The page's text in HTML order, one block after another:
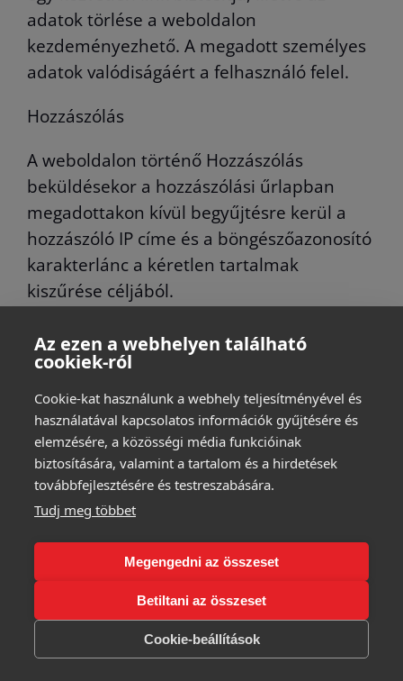
adatok törlése a weboldalon
kezdeményezhető. A megadott személyes
adatok valódiságáért a felhasználó felel.
Hozzászólás
A weboldalon történő Hozzászólás
beküldésekor a hozzászólási űrlapban
megadottakon kívül begyűjtésre kerül a
hozzászóló IP címe és a böngészőazonosító
karakterlánc a kéretlen tartalmak
kiszűrése céljából.
A hozzászólás elfogadása után, a
hozzászólás tartalma és a profil kép is
megjelenik nyilvánosan.
Az adatkezelés a Nemzeti Adatvédelmi és
Információszabadság Hatósághoz
bejelentésre került, az adatkezelés
adatvédelmi nyilvántartási azonosító
AZ ADATKEZELÉS BIZTONSÁGA
Az adatkezelés helye: a Nethely Kft.
mindenkori telephelye
Az ezen a webhelyen található
cookiek-ról
Cookie-kat használunk a webhely teljesítményével és
használatával kapcsolatos információk gyűjtésére és
elemzésére, a közösségi média funkcióinak
biztosítására, valamint a tartalom és a hirdetések
továbbfejlesztésére és testreszabására.
Tudj meg többet
Megengedni az összeset
Betiltani az összeset
Cookie-beállítások